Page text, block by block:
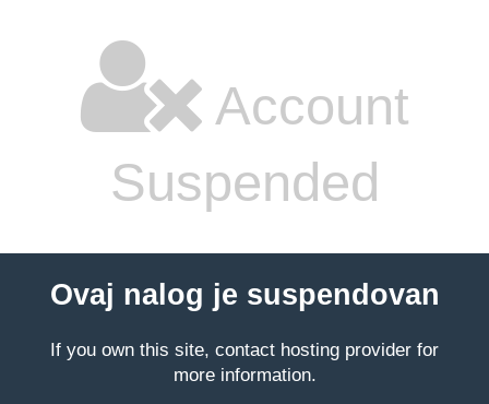
Account
Suspended
Ovaj nalog je suspendovan
If you own this site, contact hosting provider for
more information.